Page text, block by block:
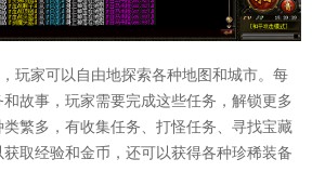
玩家可以自由地探索各种地图和城市。每
故事，玩家需要完成这些任务，解锁更多
繁多，有收集任务、打怪任务、寻找宝藏
取经验和金币，还可以获得各种珍稀装备